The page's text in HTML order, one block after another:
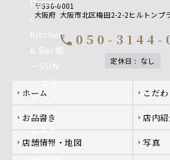
〒530-0001
大阪府 大阪市北区梅田2-2-2ヒルトンプ
call 050-3144-
定休日 : なし
Footer navigation
chevron_right ホーム chevron_right こだ
chevron_right お品書き chevron_right 店内
chevron_right 店舗情報・地図 chevron_right 写真